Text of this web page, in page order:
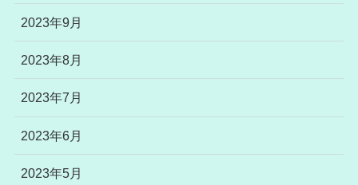
2023年9月
2023年8月
2023年7月
2023年6月
2023年5月